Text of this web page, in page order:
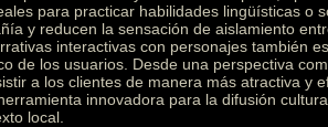
para practicar habilidades lingüísticas o
y reducen la sensación de aislamiento
interactivas con personajes también
de los usuarios. Desde una perspectiva
a los clientes de manera más atractiva y
innovadora para la difusión
local.